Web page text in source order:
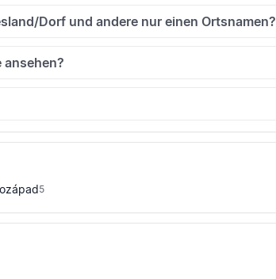
Dorf und andere nur einen Ortsnamen?
ansehen?
5